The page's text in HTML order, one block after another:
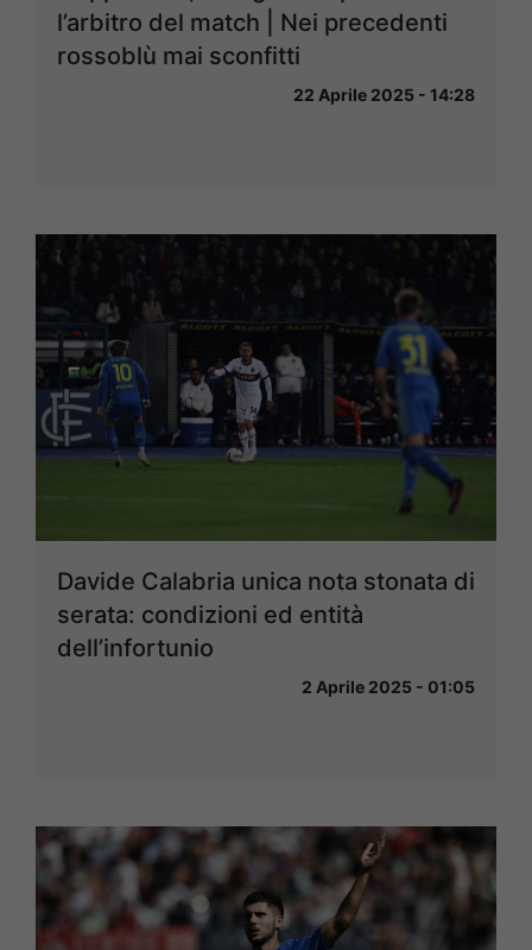
l’arbitro del match | Nei precedenti
rossoblù mai sconfitti
22 Aprile 2025 - 14:28
Davide Calabria unica nota stonata di
serata: condizioni ed entità
dell’infortunio
2 Aprile 2025 - 01:05